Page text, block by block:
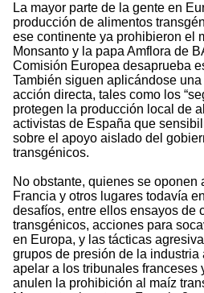
La mayor parte de la gente en
producción de alimentos
ese continente ya prohibieron el
Monsanto y la papa Amflora de
Comisión Europea desaprueba
También siguen aplicándose
acción directa, tales como los
protegen la producción local de
activistas de España que
sobre el apoyo aislado del
transgénicos.
No obstante, quienes se oponen
Francia y otros lugares todavía
desafíos, entre ellos ensayos de
transgénicos, acciones para
en Europa, y las tácticas
grupos de presión de la
apelar a los tribunales franceses
anulen la prohibición al maíz